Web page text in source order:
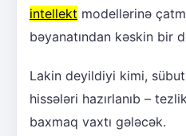
intellekt modellərinə
bəyanatından kəskin bir
Lakin deyildiyi kimi,
hissələri hazırlanıb –
baxmaq vaxtı gələcək.